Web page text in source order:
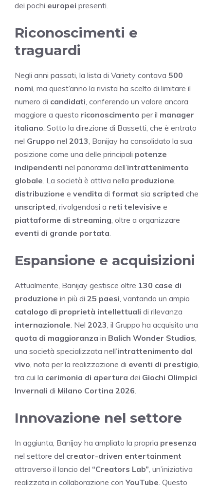
dei pochi europei presenti.
Riconoscimenti e
traguardi
Negli anni passati, la lista di Variety contava 500
nomi, ma quest’anno la rivista ha scelto di limitare il
numero di candidati, conferendo un valore ancora
maggiore a questo riconoscimento per il manager
italiano. Sotto la direzione di Bassetti, che è entrato
nel Gruppo nel 2013, Banijay ha consolidato la sua
posizione come una delle principali potenze
indipendenti nel panorama dell’intrattenimento
globale. La società è attiva nella produzione,
distribuzione e vendita di format sia scripted che
unscripted, rivolgendosi a reti televisive e
piattaforme di streaming, oltre a organizzare
eventi di grande portata.
Espansione e acquisizioni
Attualmente, Banijay gestisce oltre 130 case di
produzione in più di 25 paesi, vantando un ampio
catalogo di proprietà intellettuali di rilevanza
internazionale. Nel 2023, il Gruppo ha acquisito una
quota di maggioranza in Balich Wonder Studios,
una società specializzata nell’intrattenimento dal
vivo, nota per la realizzazione di eventi di prestigio,
tra cui la cerimonia di apertura dei Giochi Olimpici
Invernali di Milano Cortina 2026.
Innovazione nel settore
In aggiunta, Banijay ha ampliato la propria presenza
nel settore del creator-driven entertainment
attraverso il lancio del “Creators Lab”, un’iniziativa
realizzata in collaborazione conYouTube. Questo